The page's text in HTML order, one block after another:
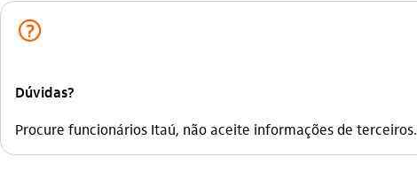
ajuda_outline
Dúvidas?
Procure funcionários Itaú, não aceite informações de terceiros.